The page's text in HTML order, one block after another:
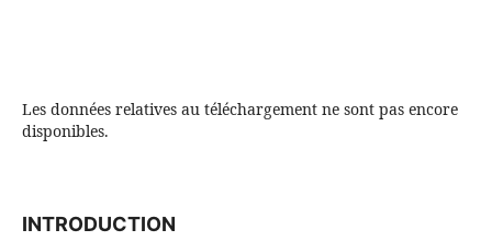
Les données relatives au téléchargement ne sont pas encore
disponibles.
INTRODUCTION